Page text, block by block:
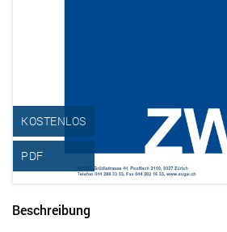
KOSTENLOS
PDF
Beschreibung